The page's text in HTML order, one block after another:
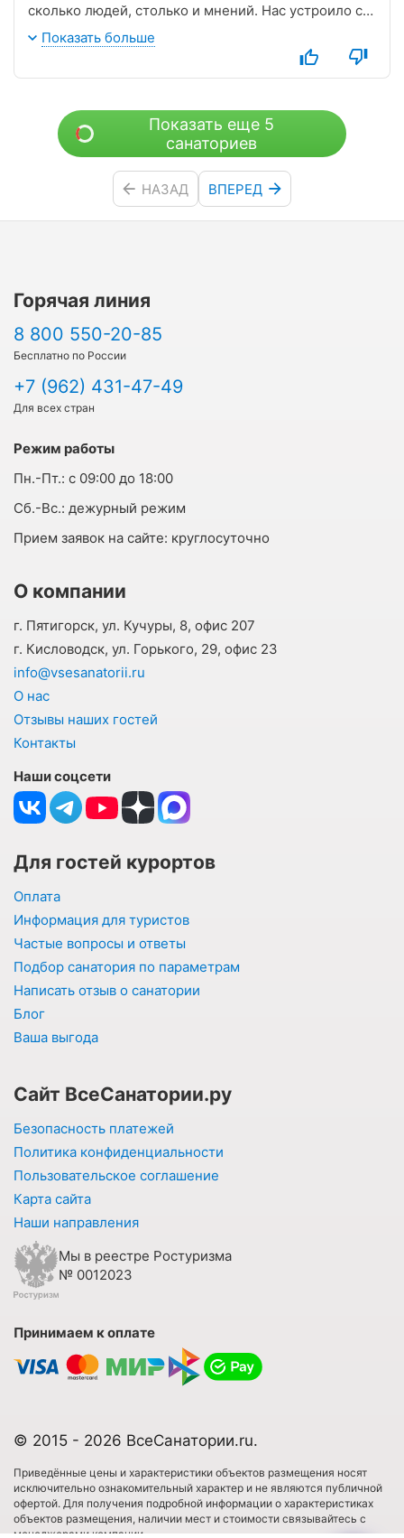
сколько людей, столько и мнений. Нас устроило с
мужем все, а мы отдыхали с наихудшими
условиями. Есть желание сюда вернуться.
Показать больше
Показать еще 5
санаториев
НАЗАД ВПЕРЕД
Горячая линия
8 800 550-20-85
Бесплатно по России
+7 (962) 431-47-49
Для всех стран
Режим работы
Пн.-Пт.: с 09:00 до 18:00
Cб.-Вс.: дежурный режим
Прием заявок на сайте: круглосуточно
О компании
г. Пятигорск, ул. Кучуры, 8, офис 207
г. Кисловодск, ул. Горького, 29, офис 23
info@vsesanatorii.ru
О нас
Отзывы наших гостей
Контакты
Наши соцсети
Для гостей курортов
Оплата
Информация для туристов
Частые вопросы и ответы
Подбор санатория по параметрам
Написать отзыв о санатории
Блог
Ваша выгода
Сайт ВсеСанатории.ру
Безопасность платежей
Политика конфиденциальности
Пользовательское соглашение
Карта сайта
Наши направления
Мы в реестре Ростуризма
№ 0012023
Принимаем к оплате
© 2015 - 2026 ВсеСанатории.ru.
Приведённые цены и характеристики объектов размещения носят
исключительно ознакомительный характер и не являются публичной
офертой. Для получения подробной информации о характеристиках
объектов размещения, наличии мест и стоимости связывайтесь с
менеджерами компании.